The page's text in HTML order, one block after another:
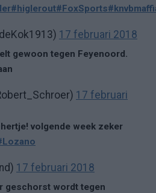
#higlerout#FoxSports
17 februari 2018
gewoon tegen Feyenoord.
17 februari
volgende week zeker
17 februari 2018
geschorst wordt tegen